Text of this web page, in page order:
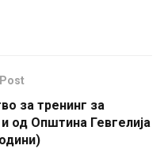
за тренинг за
од Општина Гевгелија